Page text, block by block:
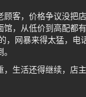
客，价格争议没把
，从低价到高配都
，网暴来得太猛，电
生活还得继续，店主